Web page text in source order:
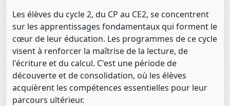
Les élèves du cycle 2, du CP au CE2, se concentrent
sur les apprentissages fondamentaux qui forment le
cœur de leur éducation. Les programmes de ce cycle
visent à renforcer la maîtrise de la lecture, de
l'écriture et du calcul. C'est une période de
découverte et de consolidation, où les élèves
acquièrent les compétences essentielles pour leur
parcours ultérieur.